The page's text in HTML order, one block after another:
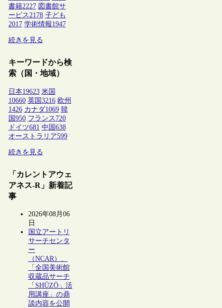
書籍2227 図書館サ
ービス2178 子ども
2017 学術情報1947
続きを見る
キーワードから検
索（国・地域）
日本19623 米国
10660 英国 3216 欧州
1426 カナダ1069 韓
国 950 フランス 720
ドイツ681 中国 638
オーストラリア599
続きを見る
「カレントアウェ
アネス-R」新着記
事
2026年08月06
日
国立アートリ
サーチセンタ
ー
（NCAR）、
「全国美術館
収蔵品サーチ
「SHŪZŌ」活
用講座」の鼎
談内容を公開